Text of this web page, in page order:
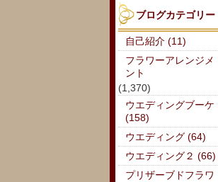
ブログカテゴリー
自己紹介 (11)
フラワーアレンジメ
ント
(1,370)
ウエディングブーケ
(158)
ウエディング (64)
ウエディング２ (66)
プリザーブドフラワ